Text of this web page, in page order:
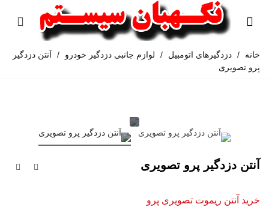
خانه / دزدگیرهای اتومبیل / لوازم جانبی دزدگیر خودرو /
آنتن دزدگیر
پرو تصویری
آنتن دزدگیر پرو تصویری
خرید آنتن ریموت تصویری پرو